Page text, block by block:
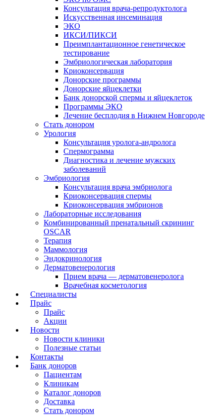
Консультация врача-репродуктолога
Искусственная инсеминация
ЭКО
ИКСИ/ПИКСИ
Преимплантационное генетическое
тестирование
Эмбриологическая лаборатория
Криоконсервация
Донорские программы
Донорские яйцеклетки
Банк донорской спермы и яйцеклеток
Программы ЭКО
Лечение бесплодия в Нижнем Новгороде
Стать донором
Урология
Консультация уролога-андролога
Спермограмма
Диагностика и лечение мужских
заболеваний
Эмбриология
Консультация врача эмбриолога
Криоконсервация спермы
Криоконсервация эмбрионов
Лабораторные исследования
Комбинированный пренатальный скрининг
OSCAR
Терапия
Маммология
Эндокринология
Дерматовенерология
Прием врача — дерматовенеролога
Врачебная косметология
Специалисты
Прайс
Прайс
Акции
Новости
Новости клиники
Полезные статьи
Контакты
Банк доноров
Пациентам
Клиникам
Каталог доноров
Доставка
Стать донором